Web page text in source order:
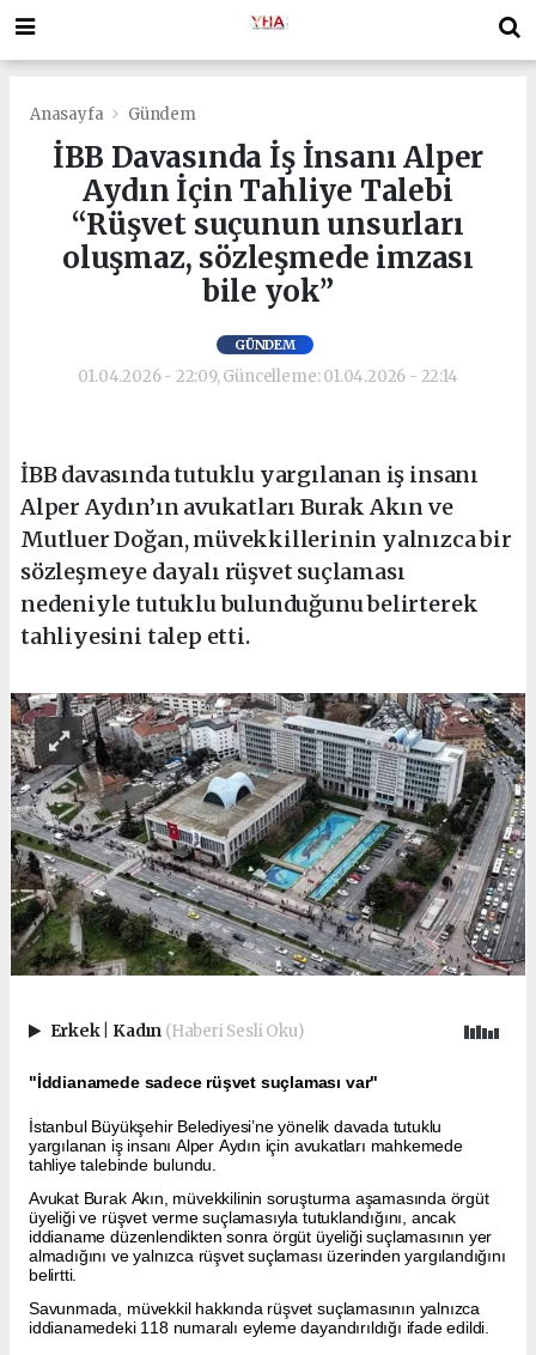
Anasayfa Gündem
İBB Davasında İş İnsanı Alper
Aydın İçin Tahliye Talebi
“Rüşvet suçunun unsurları
oluşmaz, sözleşmede imzası
bile yok”
GÜNDEM
01.04.2026 - 22:09, Güncelleme: 01.04.2026 - 22:14
İBB davasında tutuklu yargılanan iş insanı
Alper Aydın’ın avukatları Burak Akın ve
Mutluer Doğan, müvekkillerinin yalnızca bir
sözleşmeye dayalı rüşvet suçlaması
nedeniyle tutuklu bulunduğunu belirterek
tahliyesini talep etti.
Erkek Kadın (Haberi Sesli Oku)
"İddianamede sadece rüşvet suçlaması var"
İstanbul Büyükşehir Belediyesi’ne yönelik davada tutuklu
yargılanan iş insanı Alper Aydın için avukatları mahkemede
tahliye talebinde bulundu.
Avukat Burak Akın, müvekkilinin soruşturma aşamasında örgüt
üyeliği ve rüşvet verme suçlamasıyla tutuklandığını, ancak
iddianame düzenlendikten sonra örgüt üyeliği suçlamasının yer
almadığını ve yalnızca rüşvet suçlaması üzerinden yargılandığını
belirtti.
Savunmada, müvekkil hakkında rüşvet suçlamasının yalnızca
iddianamedeki 118 numaralı eyleme dayandırıldığı ifade edildi.